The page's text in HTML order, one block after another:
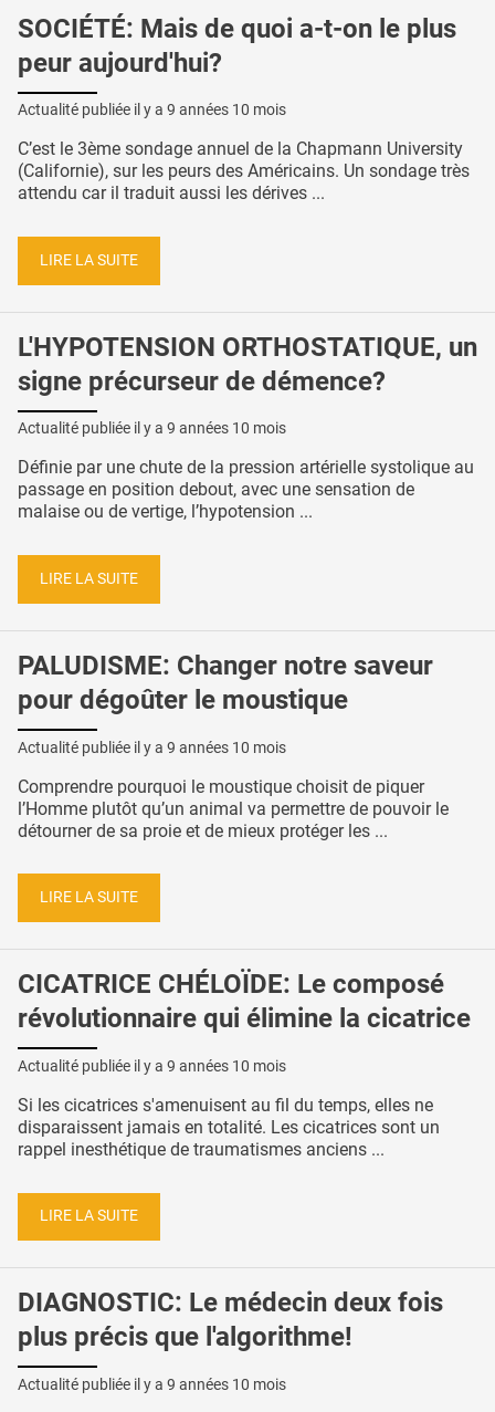
SOCIÉTÉ: Mais de quoi a-t-on le plus
peur aujourd'hui?
Actualité publiée il y a 9 années 10 mois
C’est le 3ème sondage annuel de la Chapmann University
(Californie), sur les peurs des Américains. Un sondage très
attendu car il traduit aussi les dérives ...
LIRE LA SUITE
L'HYPOTENSION ORTHOSTATIQUE, un
signe précurseur de démence?
Actualité publiée il y a 9 années 10 mois
Définie par une chute de la pression artérielle systolique au
passage en position debout, avec une sensation de
malaise ou de vertige, l’hypotension ...
LIRE LA SUITE
PALUDISME: Changer notre saveur
pour dégoûter le moustique
Actualité publiée il y a 9 années 10 mois
Comprendre pourquoi le moustique choisit de piquer
l’Homme plutôt qu’un animal va permettre de pouvoir le
détourner de sa proie et de mieux protéger les ...
LIRE LA SUITE
CICATRICE CHÉLOÏDE: Le composé
révolutionnaire qui élimine la cicatrice
Actualité publiée il y a 9 années 10 mois
Si les cicatrices s'amenuisent au fil du temps, elles ne
disparaissent jamais en totalité. Les cicatrices sont un
rappel inesthétique de traumatismes anciens ...
LIRE LA SUITE
DIAGNOSTIC: Le médecin deux fois
plus précis que l'algorithme!
Actualité publiée il y a 9 années 10 mois